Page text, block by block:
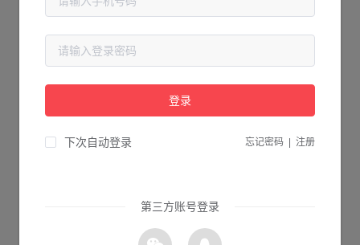
请检查您输入的网址是否正确，或点击下面的按钮返回首页。
登录
下次自动登录 忘记密码 注册
第三方账号登录